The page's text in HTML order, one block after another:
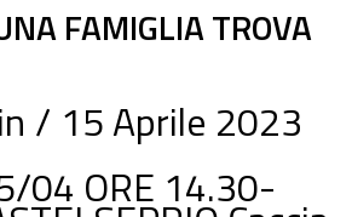
FAMIGLIA TROVA
15 Aprile 2023
04 ORE 14.30-